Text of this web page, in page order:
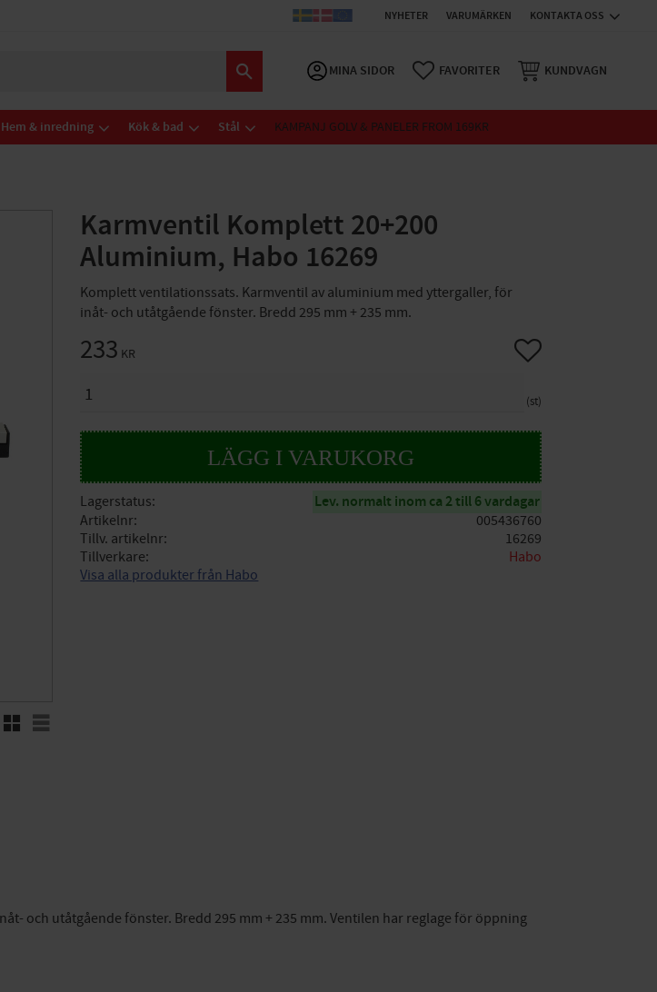
NYHETER VARUMÄRKEN KONTAKTA OSS
MINA SIDOR FAVORITER KUNDVAGN
Hem & inredning Kök & bad Stål KAMPANJ GOLV & PANELER FROM 169KR
Karmventil Komplett 20+200
Aluminium, Habo 16269
Komplett ventilationssats. Karmventil av aluminium med yttergaller, för
inåt- och utåtgående fönster. Bredd 295 mm + 235 mm.
Rutnätsvy
Listvy
233 KR
st
Lägg till i favoriter
Lagerstatus Lev. normalt inom ca 2 till 6 vardagar
Artikelnr
005436760
Tillv. artikelnr
16269
Tillverkare
Habo
Visa alla produkter från Habo
och utåtgående fönster. Bredd 295 mm + 235 mm. Ventilen har reglage för öppning